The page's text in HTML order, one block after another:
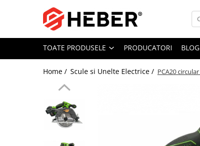
Toate Produsele
Mixere cu bol
Pompe submersibile
Pompe submersibile nisip
TOATE PRODUSELE PRODUCATORI BLOG
Home / Scule si Unelte Electrice / PCA20